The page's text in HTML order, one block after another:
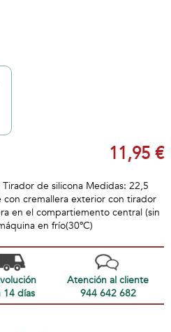
11,95 €
de silicona Medidas: 22,5
con cremallera exterior con tirador
en el compartiemento central (sin
en frío(30ºC)
14 días
Atención al cliente
944 642 682